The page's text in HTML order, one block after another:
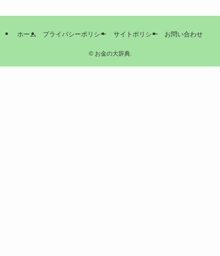
ホーム プライバシーポリシー サイトポリシー お問い合わせ
©お金の大辞典.